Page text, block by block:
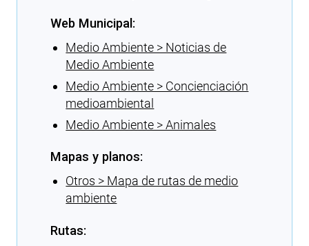
Web Municipal:
Medio Ambiente > Noticias de
Medio Ambiente
Medio Ambiente > Concienciación
medioambiental
Medio Ambiente > Animales
Mapas y planos:
Otros > Mapa de rutas de medio
ambiente
Rutas: